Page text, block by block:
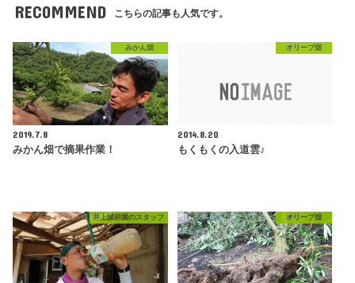
RECOMMEND こちらの記事も人気です。
みかん畑
2019.7.8
みかん畑で摘果作業！
オリーブ畑
2014.8.20
もくもくの入道雲♪
井上誠耕園のスタッフ オリーブ畑